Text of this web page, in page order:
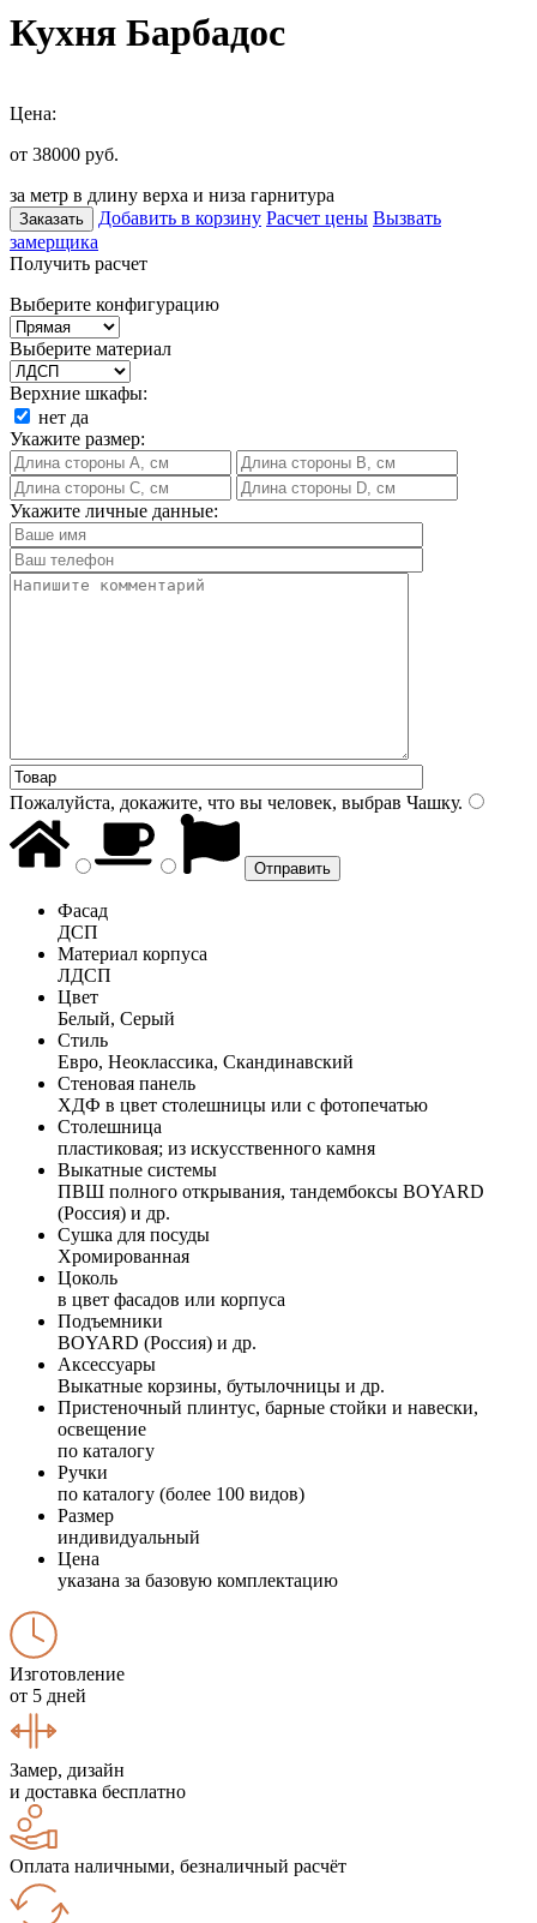
Кухня Барбадос
Цена:
от 38000 руб.
за метр в длину верха и низа гарнитура
Заказать Добавить в корзину Расчет цены Вызвать
замерщика
Получить расчет
Выберите конфигурацию
Выберите материал
Верхние шкафы:
нет да
Укажите размер:
Укажите личные данные:
Пожалуйста, докажите, что вы человек, выбрав Чашку.
Фасад
ДСП
Материал корпуса
ЛДСП
Цвет
Белый, Серый
Стиль
Евро, Неоклассика, Скандинавский
Стеновая панель
ХДФ в цвет столешницы или с фотопечатью
Столешница
пластиковая; из искусственного камня
Выкатные системы
ПВШ полного открывания, тандембоксы BOYARD
(Россия) и др.
Сушка для посуды
Хромированная
Цоколь
в цвет фасадов или корпуса
Подъемники
BOYARD (Россия) и др.
Аксессуары
Выкатные корзины, бутылочницы и др.
Пристеночный плинтус, барные стойки и навески,
освещение
по каталогу
Ручки
по каталогу (более 100 видов)
Размер
индивидуальный
Цена
указана за базовую комплектацию
Изготовление
от 5 дней
Замер, дизайн
и доставка бесплатно
Оплата наличными, безналичный расчёт